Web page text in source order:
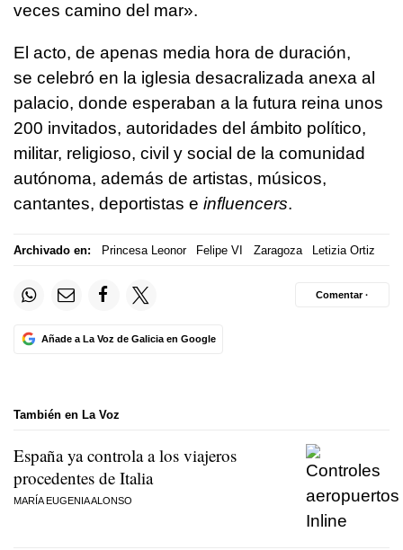
veces camino del mar».
El acto, de apenas media hora de duración,
se celebró en la iglesia desacralizada anexa al
palacio, donde esperaban a la futura reina unos
200 invitados, autoridades del ámbito político,
militar, religioso, civil y social de la comunidad
autónoma, además de artistas, músicos,
cantantes, deportistas e influencers.
Archivado en: Princesa Leonor Felipe VI Zaragoza Letizia Ortiz
Añade a La Voz de Galicia en Google
Comentar ·
También en La Voz
España ya controla a los viajeros
procedentes de Italia
MARÍA EUGENIA ALONSO